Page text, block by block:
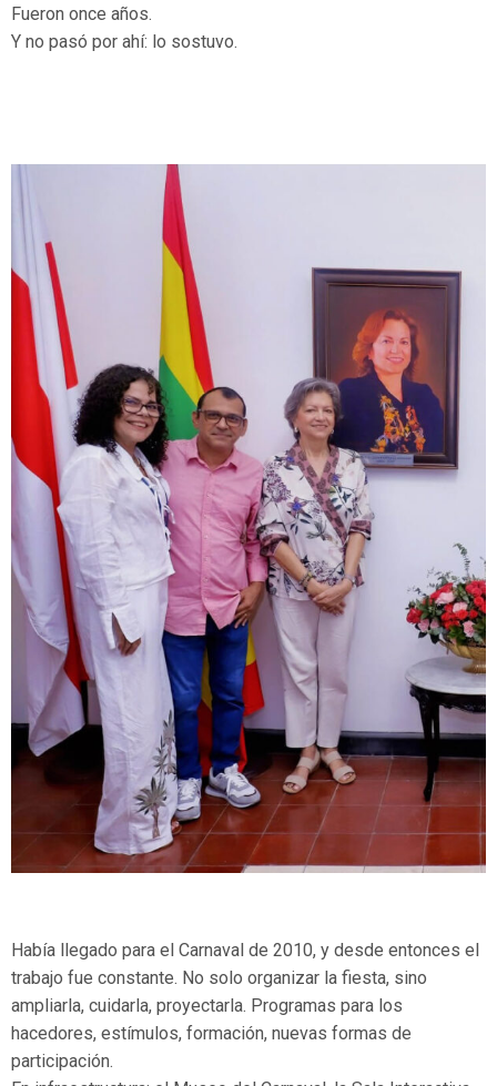
Fueron once años.
Y no pasó por ahí: lo sostuvo.
Había llegado para el Carnaval de 2010, y desde entonces el
trabajo fue constante. No solo organizar la fiesta, sino
ampliarla, cuidarla, proyectarla. Programas para los
hacedores, estímulos, formación, nuevas formas de
participación.